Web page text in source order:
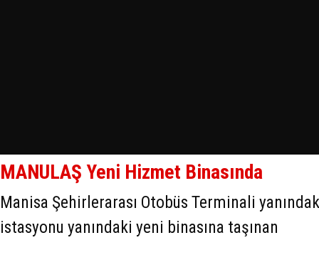
MANULAŞ Yeni Hizmet Binasında
Manisa Şehirlerarası Otobüs Terminali
istasyonu yanındaki yeni binasına taşınan